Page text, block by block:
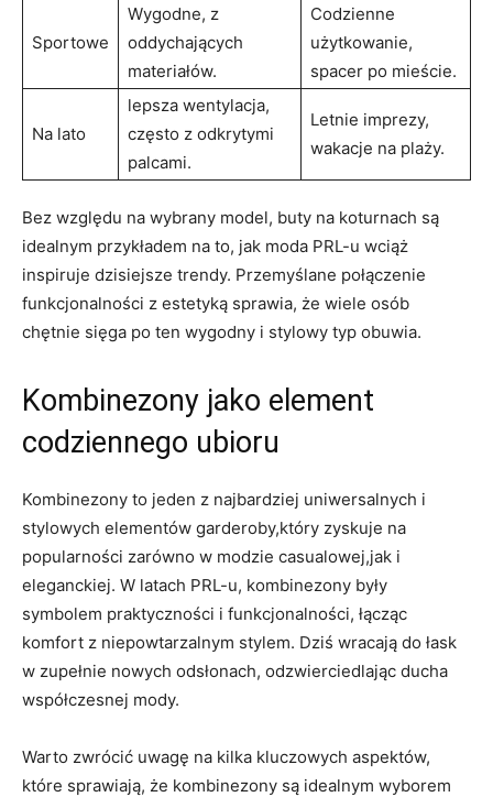
Sportowe
Wygodne, z
oddychających
materiałów.
Codzienne
użytkowanie,
spacer po mieście.
Na lato
lepsza wentylacja,
często z odkrytymi
palcami.
Letnie imprezy,
wakacje na plaży.
Bez względu na wybrany model, buty na koturnach są
idealnym przykładem na to, jak moda PRL-u wciąż
inspiruje dzisiejsze trendy. Przemyślane połączenie
funkcjonalności z estetyką sprawia, że wiele osób
chętnie sięga po ten wygodny i stylowy typ obuwia.
Kombinezony jako element
codziennego ubioru
Kombinezony to jeden z najbardziej uniwersalnych i
stylowych elementów garderoby,który zyskuje na
popularności zarówno w modzie casualowej,jak i
eleganckiej. W latach PRL-u, kombinezony były
symbolem praktyczności i funkcjonalności, łącząc
komfort z niepowtarzalnym stylem. Dziś wracają do łask
w zupełnie nowych odsłonach, odzwierciedlając ducha
współczesnej mody.
Warto zwrócić uwagę na kilka kluczowych aspektów,
które sprawiają, że kombinezony są idealnym wyborem